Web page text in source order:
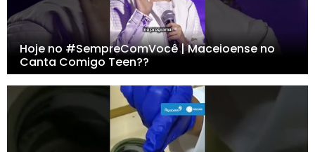
Hoje no #SempreComVocê | Maceioense no
Canta Comigo Teen??